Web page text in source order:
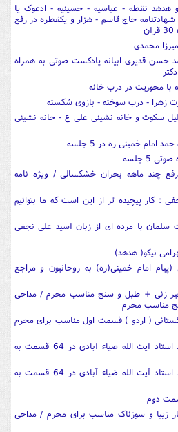
هدهد نقطه - عباسیه - حسینیه - ادعوک یا
حاج قاسم - هزار و یکقطره در رفع
محمدی
حسن قدیری ابیانه پادکست صوتی به همراه
با محوریت در درب خانه
- درب سوخته - بازوی شکسته
سکوت و خانه نشینی علی ع - خانه نشینی
خمینی ره در 5 جلسه
5 جلسه
چند ماهه بحران خشکسالی / ویژه نامه
: کار پیچیده تر از این است که ما بتوانیم
با مرده ای از زبان آسید علی نجفی
نیکو( هدهد)
امام خمینی(ره) به روحانیون و مراجع
زنی + طبل و سنج مناسب محرم / مداحی
مناسب محرم
( اردو ) قسمت اول مناسب برای محرم
شرح زیارت جامعه کبیره توسط استاد آیت الله ضیاء آبادی در 64 قسمت به
شرح زیارت جامعه کبیره توسط استاد آیت الله ضیاء آبادی در 64 قسمت به
دوم
زیبا و سوزناک مناسب برای محرم / مداحی